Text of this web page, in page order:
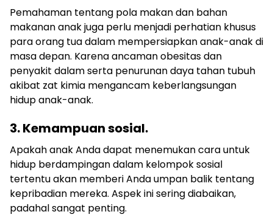
Pemahaman tentang pola makan dan bahan
makanan anak juga perlu menjadi perhatian khusus
para orang tua dalam mempersiapkan anak-anak di
masa depan. Karena ancaman obesitas dan
penyakit dalam serta penurunan daya tahan tubuh
akibat zat kimia mengancam keberlangsungan
hidup anak-anak.
3. Kemampuan sosial.
Apakah anak Anda dapat menemukan cara untuk
hidup berdampingan dalam kelompok sosial
tertentu akan memberi Anda umpan balik tentang
kepribadian mereka. Aspek ini sering diabaikan,
padahal sangat penting.